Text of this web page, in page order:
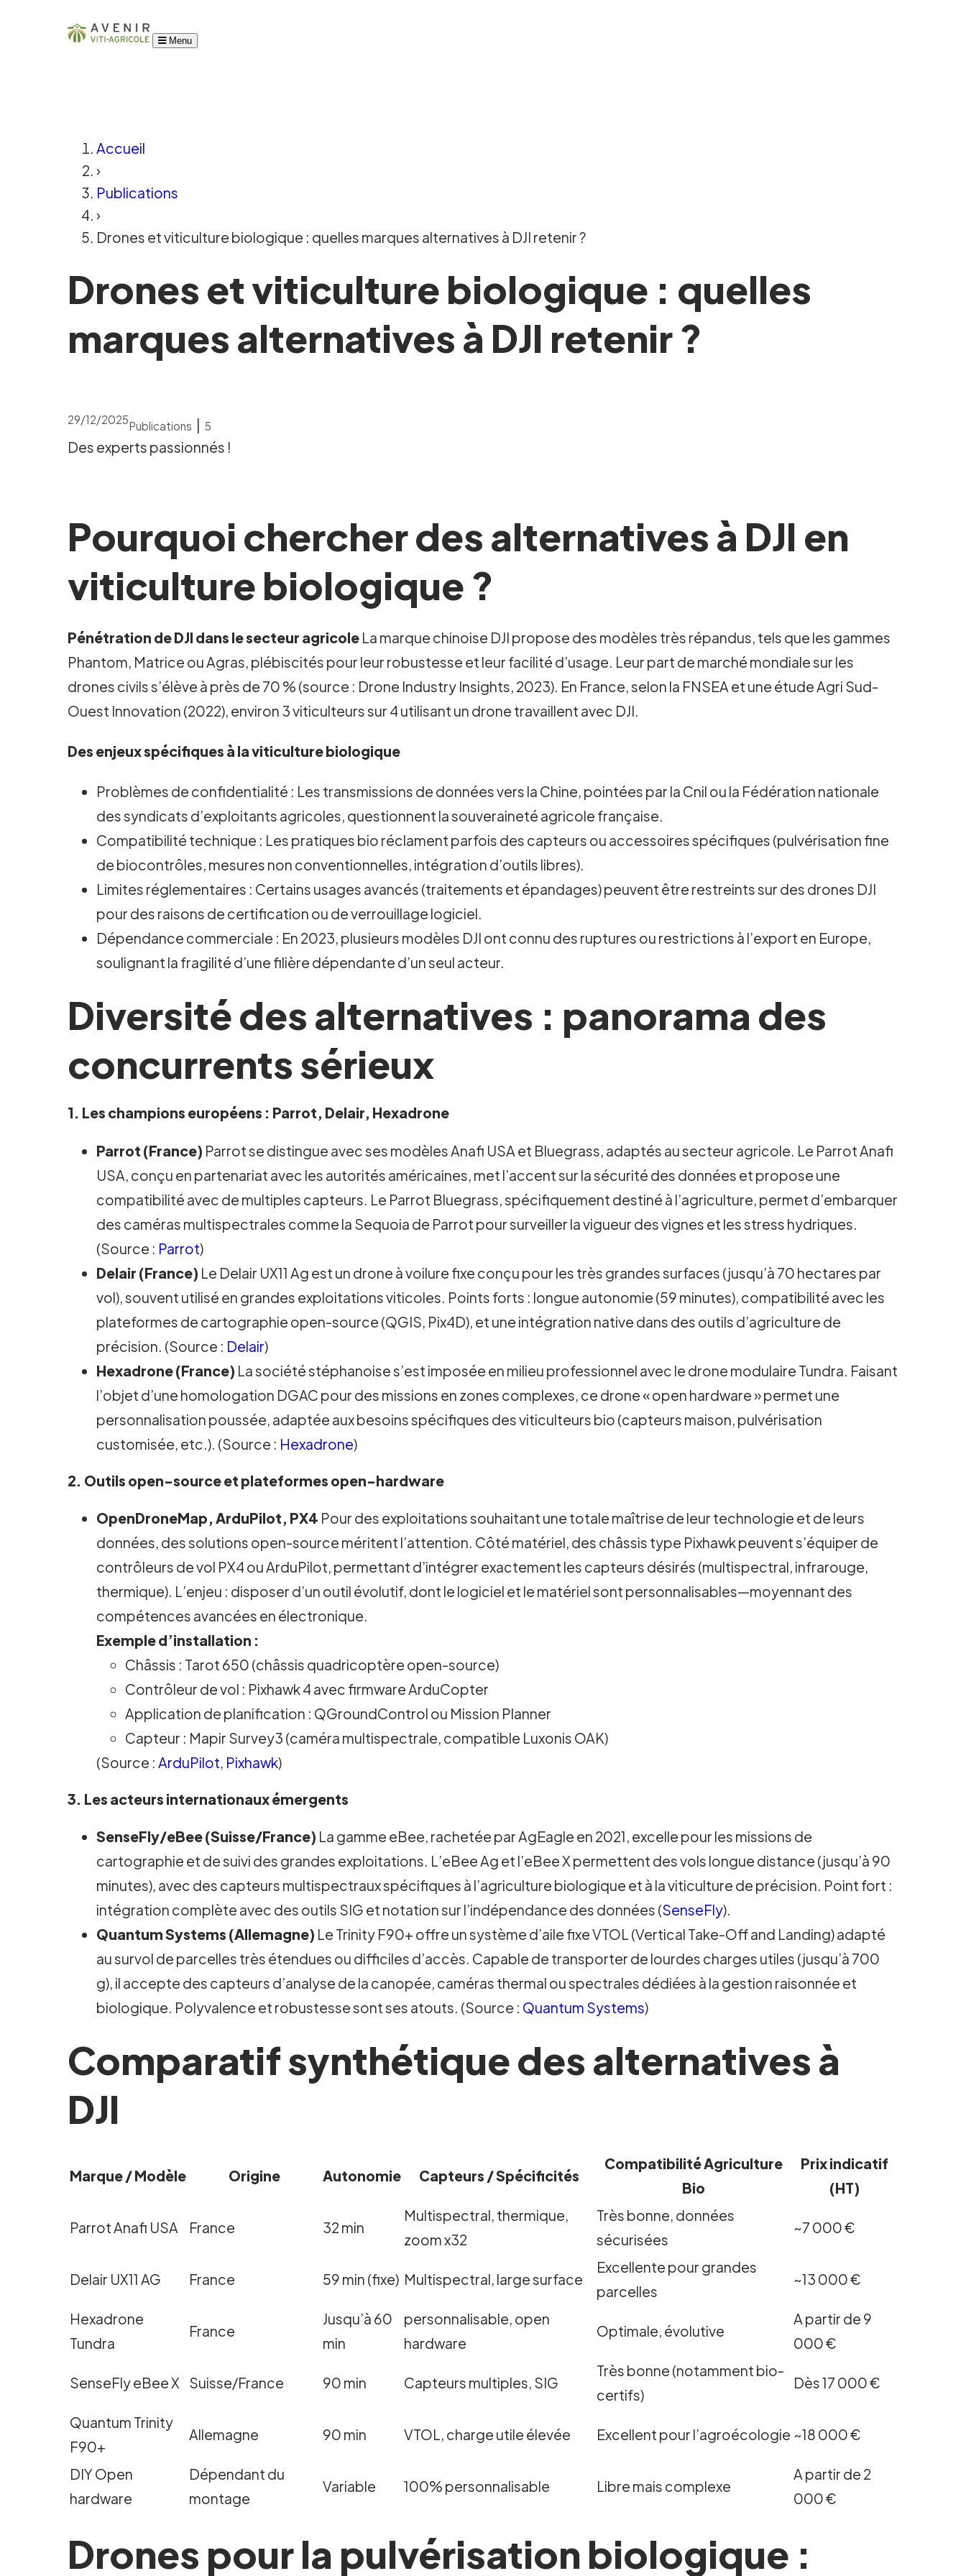
Menu
Accueil
›
Publications
›
Drones et viticulture biologique : quelles marques alternatives à DJI retenir ?
Drones et viticulture biologique : quelles
marques alternatives à DJI retenir ?
29/12/2025Publications |5
Des experts passionnés !
Pourquoi chercher des alternatives à DJI en
viticulture biologique ?
Pénétration de DJI dans le secteur agricole La marque chinoise DJI propose des modèles très répandus, tels que les gammes
Phantom, Matrice ou Agras, plébiscités pour leur robustesse et leur facilité d’usage. Leur part de marché mondiale sur les
drones civils s’élève à près de 70 % (source : Drone Industry Insights, 2023). En France, selon la FNSEA et une étude Agri Sud-
Ouest Innovation (2022), environ 3 viticulteurs sur 4 utilisant un drone travaillent avec DJI.
Des enjeux spécifiques à la viticulture biologique
Problèmes de confidentialité : Les transmissions de données vers la Chine, pointées par la Cnil ou la Fédération nationale
des syndicats d’exploitants agricoles, questionnent la souveraineté agricole française.
Compatibilité technique : Les pratiques bio réclament parfois des capteurs ou accessoires spécifiques (pulvérisation fine
de biocontrôles, mesures non conventionnelles, intégration d’outils libres).
Limites réglementaires : Certains usages avancés (traitements et épandages) peuvent être restreints sur des drones DJI
pour des raisons de certification ou de verrouillage logiciel.
Dépendance commerciale : En 2023, plusieurs modèles DJI ont connu des ruptures ou restrictions à l’export en Europe,
soulignant la fragilité d’une filière dépendante d’un seul acteur.
Diversité des alternatives : panorama des
concurrents sérieux
1. Les champions européens : Parrot, Delair, Hexadrone
Parrot (France) Parrot se distingue avec ses modèles Anafi USA et Bluegrass, adaptés au secteur agricole. Le Parrot Anafi
USA, conçu en partenariat avec les autorités américaines, met l’accent sur la sécurité des données et propose une
compatibilité avec de multiples capteurs. Le Parrot Bluegrass, spécifiquement destiné à l’agriculture, permet d’embarquer
des caméras multispectrales comme la Sequoia de Parrot pour surveiller la vigueur des vignes et les stress hydriques.
(Source : Parrot)
Delair (France) Le Delair UX11 Ag est un drone à voilure fixe conçu pour les très grandes surfaces (jusqu’à 70 hectares par
vol), souvent utilisé en grandes exploitations viticoles. Points forts : longue autonomie (59 minutes), compatibilité avec les
plateformes de cartographie open-source (QGIS, Pix4D), et une intégration native dans des outils d’agriculture de
précision. (Source : Delair)
Hexadrone (France) La société stéphanoise s’est imposée en milieu professionnel avec le drone modulaire Tundra. Faisant
l’objet d’une homologation DGAC pour des missions en zones complexes, ce drone « open hardware » permet une
personnalisation poussée, adaptée aux besoins spécifiques des viticulteurs bio (capteurs maison, pulvérisation
customisée, etc.). (Source : Hexadrone)
2. Outils open-source et plateformes open-hardware
OpenDroneMap, ArduPilot, PX4 Pour des exploitations souhaitant une totale maîtrise de leur technologie et de leurs
données, des solutions open-source méritent l’attention. Côté matériel, des châssis type Pixhawk peuvent s’équiper de
contrôleurs de vol PX4 ou ArduPilot, permettant d’intégrer exactement les capteurs désirés (multispectral, infrarouge,
thermique). L’enjeu : disposer d’un outil évolutif, dont le logiciel et le matériel sont personnalisables—moyennant des
compétences avancées en électronique.
Exemple d’installation :
Châssis : Tarot 650 (châssis quadricoptère open-source)
Contrôleur de vol : Pixhawk 4 avec firmware ArduCopter
Application de planification : QGroundControl ou Mission Planner
Capteur : Mapir Survey3 (caméra multispectrale, compatible Luxonis OAK)
(Source : ArduPilot, Pixhawk)
3. Les acteurs internationaux émergents
SenseFly/eBee (Suisse/France) La gamme eBee, rachetée par AgEagle en 2021, excelle pour les missions de
cartographie et de suivi des grandes exploitations. L’eBee Ag et l’eBee X permettent des vols longue distance (jusqu’à 90
minutes), avec des capteurs multispectraux spécifiques à l’agriculture biologique et à la viticulture de précision. Point fort :
intégration complète avec des outils SIG et notation sur l’indépendance des données (SenseFly).
Quantum Systems (Allemagne) Le Trinity F90+ offre un système d’aile fixe VTOL (Vertical Take-Off and Landing) adapté
au survol de parcelles très étendues ou difficiles d’accès. Capable de transporter de lourdes charges utiles (jusqu’à 700
g), il accepte des capteurs d’analyse de la canopée, caméras thermal ou spectrales dédiées à la gestion raisonnée et
biologique. Polyvalence et robustesse sont ses atouts. (Source : Quantum Systems)
Comparatif synthétique des alternatives à
DJI
Marque / Modèle Origine Autonomie Capteurs / Spécificités
Compatibilité Agriculture
Bio
Prix indicatif
(HT)
Parrot Anafi USA France 32 min
Multispectral, thermique,
zoom x32
Très bonne, données
sécurisées
~7 000 €
Delair UX11 AG France 59 min (fixe) Multispectral, large surface
Excellente pour grandes
parcelles
~13 000 €
Hexadrone
Tundra
France
Jusqu’à 60
min
personnalisable, open
hardware
Optimale, évolutive
A partir de 9
000 €
SenseFly eBee X Suisse/France 90 min Capteurs multiples, SIG
Très bonne (notamment bio-
certifs)
Dès 17 000 €
Quantum Trinity
F90+
Allemagne 90 min VTOL, charge utile élevée Excellent pour l’agroécologie ~18 000 €
DIY Open
hardware
Dépendant du
montage
Variable 100% personnalisable Libre mais complexe
A partir de 2
000 €
Drones pour la pulvérisation biologique :